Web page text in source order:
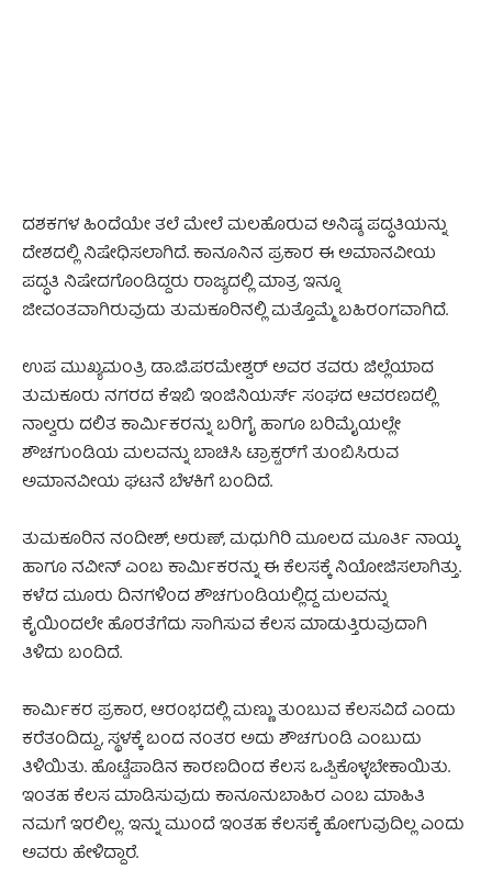
ದಶಕಗಳ ಹಿಂದೆಯೇ ತಲೆ ಮೇಲೆ ಮಲಹೊರುವ ಅನಿಷ್ಠ ಪದ್ಧತಿಯನ್ನು
ದೇಶದಲ್ಲಿ ನಿಷೇಧಿಸಲಾಗಿದೆ. ಕಾನೂನಿನ ಪ್ರಕಾರ ಈ ಅಮಾನವೀಯ
ಪದ್ಧತಿ ನಿಷೇದಗೊಂಡಿದ್ದರು ರಾಜ್ಯದಲ್ಲಿ ಮಾತ್ರ ಇನ್ನೂ
ಜೀವಂತವಾಗಿರುವುದು ತುಮಕೂರಿನಲ್ಲಿ ಮತ್ತೊಮ್ಮೆ ಬಹಿರಂಗವಾಗಿದೆ.
ಉಪ ಮುಖ್ಯಮಂತ್ರಿ ಡಾ.ಜಿ.ಪರಮೇಶ್ವರ್ ಅವರ ತವರು ಜಿಲ್ಲೆಯಾದ
ತುಮಕೂರು ನಗರದ ಕೆಇಬಿ ಇಂಜಿನಿಯರ್ಸ್ ಸಂಘದ ಆವರಣದಲ್ಲಿ
ನಾಲ್ವರು ದಲಿತ ಕಾರ್ಮಿಕರನ್ನು ಬರಿಗೈ ಹಾಗೂ ಬರಿಮೈಯಲ್ಲೇ
ಶೌಚಗುಂಡಿಯ ಮಲವನ್ನು ಬಾಚಿಸಿ ಟ್ರಾಕ್ಟರ್‌ಗೆ ತುಂಬಿಸಿರುವ
ಅಮಾನವೀಯ ಘಟನೆ ಬೆಳಕಿಗೆ ಬಂದಿದೆ.
ತುಮಕೂರಿನ ನಂದೀಶ್, ಅರುಣ್, ಮಧುಗಿರಿ ಮೂಲದ ಮೂರ್ತಿ ನಾಯ್ಕ
ಹಾಗೂ ನವೀನ್ ಎಂಬ ಕಾರ್ಮಿಕರನ್ನು ಈ ಕೆಲಸಕ್ಕೆ ನಿಯೋಜಿಸಲಾಗಿತ್ತು.
ಕಳೆದ ಮೂರು ದಿನಗಳಿಂದ ಶೌಚಗುಂಡಿಯಲ್ಲಿದ್ದ ಮಲವನ್ನು
ಕೈಯಿಂದಲೇ ಹೊರತೆಗೆದು ಸಾಗಿಸುವ ಕೆಲಸ ಮಾಡುತ್ತಿರುವುದಾಗಿ
ತಿಳಿದು ಬಂದಿದೆ.
ಕಾರ್ಮಿಕರ ಪ್ರಕಾರ, ಆರಂಭದಲ್ಲಿ ಮಣ್ಣು ತುಂಬುವ ಕೆಲಸವಿದೆ ಎಂದು
ಕರೆತಂದಿದ್ದು, ಸ್ಥಳಕ್ಕೆ ಬಂದ ನಂತರ ಅದು ಶೌಚಗುಂಡಿ ಎಂಬುದು
ತಿಳಿಯಿತು. ಹೊಟ್ಟೆಪಾಡಿನ ಕಾರಣದಿಂದ ಕೆಲಸ ಒಪ್ಪಿಕೊಳ್ಳಬೇಕಾಯಿತು.
ಇಂತಹ ಕೆಲಸ ಮಾಡಿಸುವುದು ಕಾನೂನುಬಾಹಿರ ಎಂಬ ಮಾಹಿತಿ
ನಮಗೆ ಇರಲಿಲ್ಲ. ಇನ್ನು ಮುಂದೆ ಇಂತಹ ಕೆಲಸಕ್ಕೆ ಹೋಗುವುದಿಲ್ಲ ಎಂದು
ಅವರು ಹೇಳಿದ್ದಾರೆ.